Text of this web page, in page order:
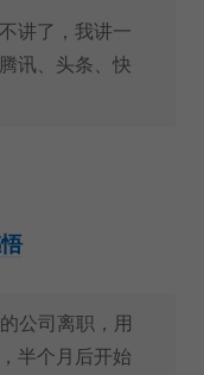
讲了，我讲一
讯、头条、快
公司离职，用
半个月后开始